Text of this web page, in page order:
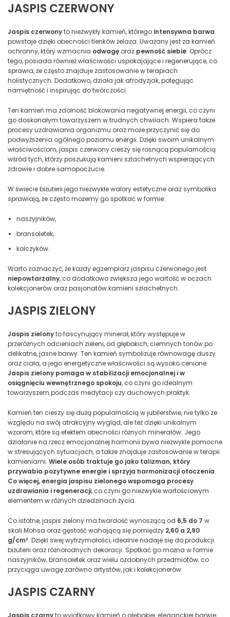
JASPIS CZERWONY
Jaspis czerwonyto niezwykły kamień, którego intensywna barwa
powstaje dzięki obecności tlenków żelaza. Uważany jest za kamień
ochronny, który wzmacnia odwagę oraz pewność siebie. Oprócz
tego, posiada również właściwości uspokajające i regenerujące, co
sprawia, że często znajduje zastosowanie w terapiach
holistycznych. Dodatkowo, działa jak afrodyzjak, potęgując
namiętność i inspirując do twórczości.
Ten kamień ma zdolność blokowania negatywnej energii, co czyni
go doskonałym towarzyszem w trudnych chwilach. Wspiera także
procesy uzdrawiania organizmu oraz może przyczynić się do
podwyższenia ogólnego poziomu energii. Dzięki swoim unikalnym
właściwościom, jaspis czerwony cieszy się rosnącą popularnością
wśród tych, którzy poszukują kamieni szlachetnych wspierających
zdrowie i dobre samopoczucie.
W świecie biżuterii jego niezwykłe walory estetyczne oraz symbolika
sprawiają, że często możemy go spotkać w formie:
naszyjników,
bransoletek,
kolczyków.
Warto zaznaczyć, że każdy egzemplarz jaspisu czerwonego jest
niepowtarzalny, co dodatkowo zwiększa jego wartość w oczach
kolekcjonerów oraz pasjonatów kamieni szlachetnych.
JASPIS ZIELONY
Jaspis zielonyto fascynujący minerał, który występuje w
przeróżnych odcieniach zieleni, od głębokich, ciemnych tonów po
delikatne, jasne barwy. Ten kamień symbolizuje równowagę duszy
oraz ciała, a jego energetyczne właściwości są wysoko cenione.
Jaspis zielony pomaga w stabilizacji emocjonalnej i w
osiągnięciu wewnętrznego spokoju, co czyni go idealnym
towarzyszem podczas medytacji czy duchowych praktyk.
Kamień ten cieszy się dużą popularnością w jubilerstwie, nie tylko ze
względu na swój atrakcyjny wygląd, ale też dzięki unikalnym
wzorom, które są efektem obecności różnych minerałów. Jego
działanie na rzecz emocjonalnej harmonii bywa niezwykle pomocne
w stresujących sytuacjach, a także znajduje zastosowanie w terapii
kamieniami. Wiele osób traktuje go jako talizman, który
przywabia pozytywne energie i sprzyja harmonizacji otoczenia.
Co więcej, energia jaspisu zielonego wspomaga procesy
uzdrawiania i regeneracji, co czyni go niezwykle wartościowym
elementem w różnych dziedzinach życia.
Co istotne, jaspis zielony ma twardość wynoszącą od 6,5 do 7 w
skali Mohsa oraz gęstość wahającą się pomiędzy 2,60 a 2,90
g/cm³. Dzięki swej wytrzymałości, idealnie nadaje się do produkcji
biżuterii oraz różnorodnych dekoracji. Spotkać go można w formie
naszyjników, bransoletek oraz wielu ozdobnych przedmiotów, co
przyciąga uwagę zarówno artystów, jak i kolekcjonerów.
JASPIS CZARNY
Jaspis czarnyto wyjątkowy kamień o głębokiej, eleganckiej barwie,